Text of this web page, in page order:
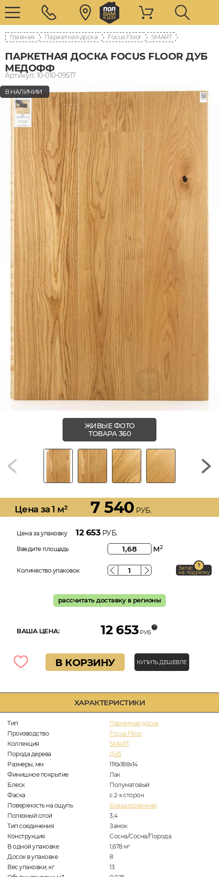
Главная Паркетная доска Focus Floor SMART
ПАРКЕТНАЯ ДОСКА FOCUS FLOOR ДУБ
МЕДОФФ
Артикул: 10-010-09517
ХАРАКТЕРИСТИКИ
Тип
Паркетная доска
Производство
Focus Floor
Коллекция
SMART
Порода дерева
Дуб
Размеры, мм
1116x188x14
Финишное покрытие
Лак
Блеск
Полуматовый
Фаска
с 2-х сторон
Поверхность на ощупь
Брашированная
Полезный слой
3,4
Тип соединения
Замок
Конструкция
Сосна/Сосна/Порода
В одной упаковке
1,678 м2
Досок в упаковке
8
Вес упаковки, кг
13
В НАЛИЧИИ
ЖИВЫЕ ФОТО
ТОВАРА 360
Цена за 1 м² 7 540 РУБ.
Цена за упаковку 12 653РУБ.
Введите площадь м2
Количество упаковок Запас
на подрезку
рассчитать доставку в регионы
ВАША ЦЕНА: 12 653 РУБ.
В КОРЗИНУ КУПИТЬ ДЕШЕВЛЕ